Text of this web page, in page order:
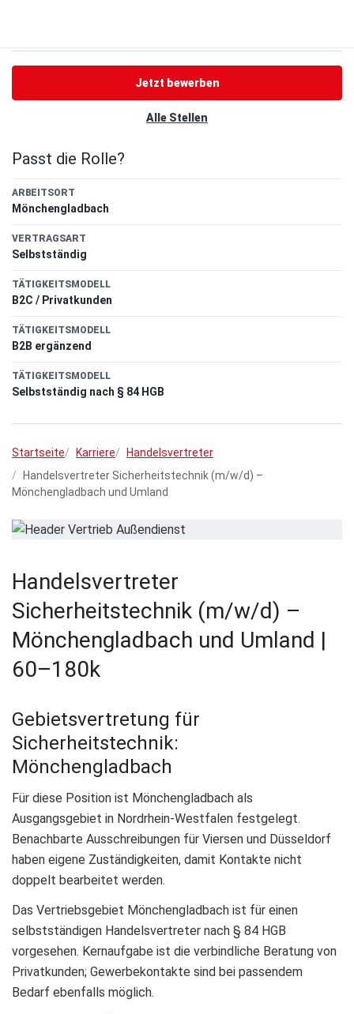
Alle Stellen
Jetzt bewerben
Passt die Rolle?
ARBEITSORT
Mönchengladbach
VERTRAGSART
Selbstständig
TÄTIGKEITSMODELL
B2C / Privatkunden
TÄTIGKEITSMODELL
B2B ergänzend
TÄTIGKEITSMODELL
Selbstständig nach § 84 HGB
Startseite Karriere
Handelsvertreter
Handelsvertreter Sicherheitstechnik (m/w/d) –
Mönchengladbach und Umland
Handelsvertreter
Sicherheitstechnik (m/w/d) –
Mönchengladbach und Umland |
60–180k
Gebietsvertretung für
Sicherheitstechnik:
Mönchengladbach
Für diese Position ist Mönchengladbach als
Ausgangsgebiet in Nordrhein-Westfalen festgelegt.
Benachbarte Ausschreibungen für Viersen und Düsseldorf
haben eigene Zuständigkeiten, damit Kontakte nicht
doppelt bearbeitet werden.
Das Vertriebsgebiet Mönchengladbach ist für einen
selbstständigen Handelsvertreter nach § 84 HGB
vorgesehen. Kernaufgabe ist die verbindliche Beratung von
Privatkunden; Gewerbekontakte sind bei passendem
Bedarf ebenfalls möglich.